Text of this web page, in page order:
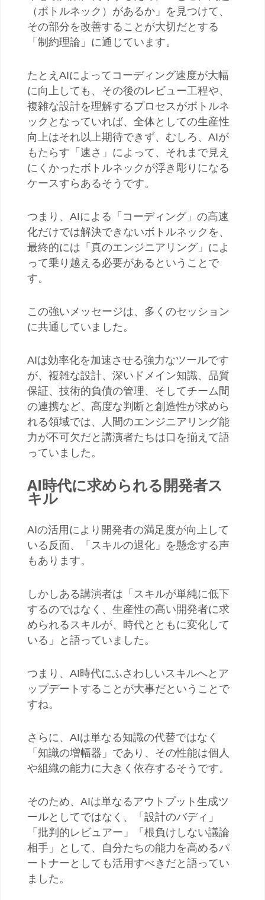
（ボトルネック）があるか」を見つけて、
その部分を改善することが大切だとする
「制約理論」に通じています。
たとえ AIによってコーディング速度が大幅
に向上しても、その後のレビュー工程や、
複雑な設計を理解するプロセスがボトルネ
ックとなっていれば、全体としての生産性
向上はそれ以上期待できず、むしろ、 AIが
もたらす「速さ」によって、それまで見え
にくかったボトルネックが浮き彫りになる
ケースすらあるそうです。
つまり、 AIによる「コーディング」の高速
化だけでは解決できないボトルネックを、
最終的には「真のエンジニアリング」によ
って乗り越える必要があるということで
す。
この強いメッセージは、多くのセッション
に共通していました。
AIは効率化を加速させる強力なツールです
が、複雑な設計、深いドメイン知識、品質
保証、技術的負債の管理、そしてチーム間
の連携など、高度な判断と創造性が求めら
れる領域では、人間のエンジニアリング能
力が不可欠だと講演者たちは口を揃えて語
っていました。
AI時代に求められる開発者ス
キル
AIの活用により開発者の満足度が向上して
いる反面、「スキルの退化」を懸念する声
もあります。
しかしある講演者は「スキルが単純に低下
するのではなく、生産性の高い開発者に求
められるスキルが、時代とともに変化して
いる」と語っていました。
つまり、 AI時代にふさわしいスキルへとア
ップデートすることが大事だということで
すね。
さらに、 AIは単なる知識の代替ではなく
「知識の増幅器」であり、その性能は個人
や組織の能力に大きく依存するそうです。
そのため、 AIは単なるアウトプット生成ツ
ールとしてではなく、「設計のバディ」
「批判的レビュアー」「根負けしない議論
相手」として、自分たちの能力を高めるパ
ートナーとしても活用すべきだと語ってい
ました。